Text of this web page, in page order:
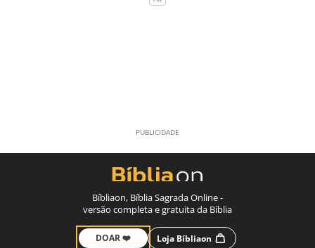
Bíbliaon, Bíblia Sagrada Online -
versão completa e gratuita da Bíblia
DOAR ❤️ Loja Bíbliaon